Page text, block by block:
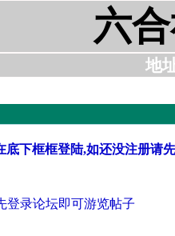
六
地
底下框框登陆,如还没注册请
登录论坛即可游览帖子